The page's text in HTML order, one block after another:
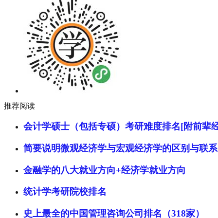
推荐阅读
会计学硕士（包括专硕）考研难度排名[附前辈
简要说明微观经济学与宏观经济学的区别与联系
金融学的八大就业方向+经济学就业方向
统计学考研院校排名
史上最全的中国管理咨询公司排名（318家）